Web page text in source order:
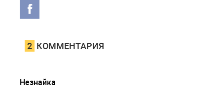
2 КОММЕНТАРИЯ
Незнайка